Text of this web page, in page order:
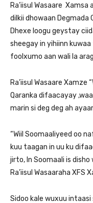
Ra’iisul Wasaare
dilkii dhowaan Degmada
Dhexe loogu geystay
sheegay in yihiinn
foolxumo aan wali la
Ra’iisul Wasaare Xamze
Qaranka difaacayay
marin si deg deg ah
“Wiil Soomaaliyeed oo
kuu taagan in uu ku
jirto, In Soomaali is
Ra’iisul Wasaaraha XFS
Sidoo kale wuxuu intaasi